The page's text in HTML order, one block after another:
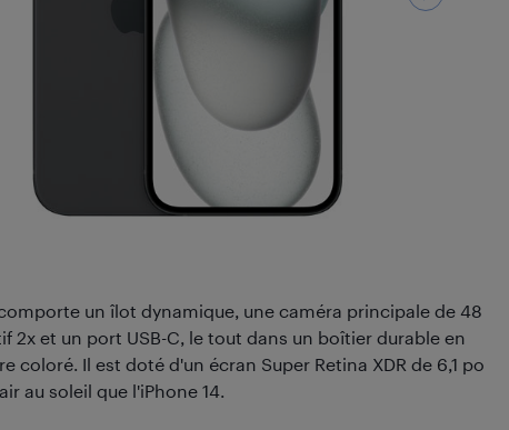
un îlot dynamique, une caméra principale de 48
2x et un port USB-C, le tout dans un boîtier durable en
coloré. Il est doté d'un écran Super Retina XDR de 6,1 po
au soleil que l'iPhone 14.